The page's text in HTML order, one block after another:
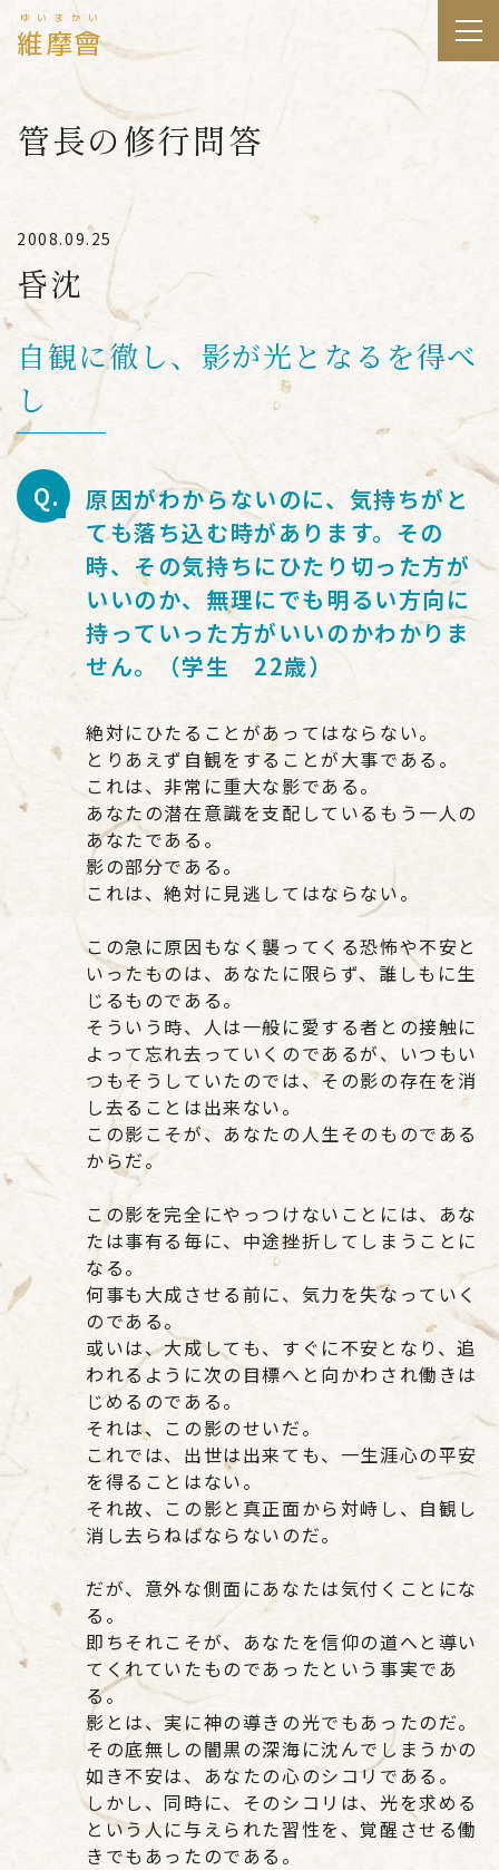
維摩會
ゆいまかい
管長の修行問答
2008.09.25
昏沈
自観に徹し、影が光となるを得べ
し
原因がわからないのに、気持ちがと
ても落ち込む時があります。その
時、その気持ちにひたり切った方が
いいのか、無理にでも明るい方向に
持っていった方がいいのかわかりま
せん。（学生 22歳）
絶対にひたることがあってはならない。
とりあえず自観をすることが大事である。
これは、非常に重大な影である。
あなたの潜在意識を支配しているもう一人の
あなたである。
影の部分である。
これは、絶対に見逃してはならない。
この急に原因もなく襲ってくる恐怖や不安と
いったものは、あなたに限らず、誰しもに生
じるものである。
そういう時、人は一般に愛する者との接触に
よって忘れ去っていくのであるが、いつもい
つもそうしていたのでは、その影の存在を消
し去ることは出来ない。
この影こそが、あなたの人生そのものである
からだ。
この影を完全にやっつけないことには、あな
たは事有る毎に、中途挫折してしまうことに
なる。
何事も大成させる前に、気力を失なっていく
のである。
或いは、大成しても、すぐに不安となり、追
われるように次の目標へと向かわされ働きは
じめるのである。
それは、この影のせいだ。
これでは、出世は出来ても、一生涯心の平安
を得ることはない。
それ故、この影と真正面から対峙し、自観し
消し去らねばならないのだ。
だが、意外な側面にあなたは気付くことにな
る。
即ちそれこそが、あなたを信仰の道へと導い
てくれていたものであったという事実であ
る。
影とは、実に神の導きの光でもあったのだ。
その底無しの闇黒の深海に沈んでしまうかの
如き不安は、あなたの心のシコリである。
しかし、同時に、そのシコリは、光を求める
という人に与えられた習性を、覚醒させる働
きでもあったのである。